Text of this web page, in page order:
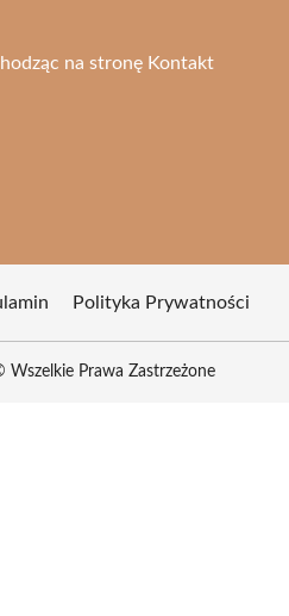
na stronę Kontakt
Polityka Prywatności
Prawa Zastrzeżone